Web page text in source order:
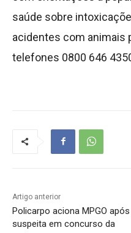
saúde sobre
acidentes com animais
telefones 0800 646
Artigo anterior
Policarpo aciona MPGO após
suspeita em concurso da